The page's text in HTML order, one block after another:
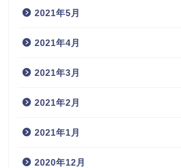
2021年5月
2021年4月
2021年3月
2021年2月
2021年1月
2020年12月